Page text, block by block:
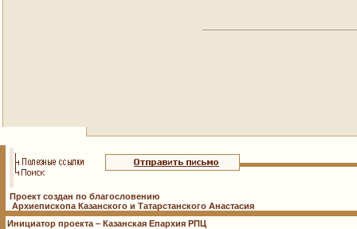
Проект создан по благословению
Архиепископа Казанского и Татарстанского Анастасия
Инициатор проекта – Казанская Епархия РПЦ